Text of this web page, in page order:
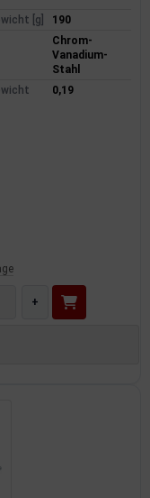
[g]
190
Chrom-
Vanadium-
Stahl
0,19
+